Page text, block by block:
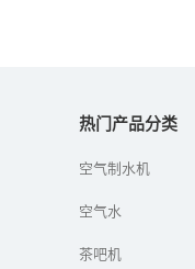
热门产品分类
空气制水机
空气水
茶吧机